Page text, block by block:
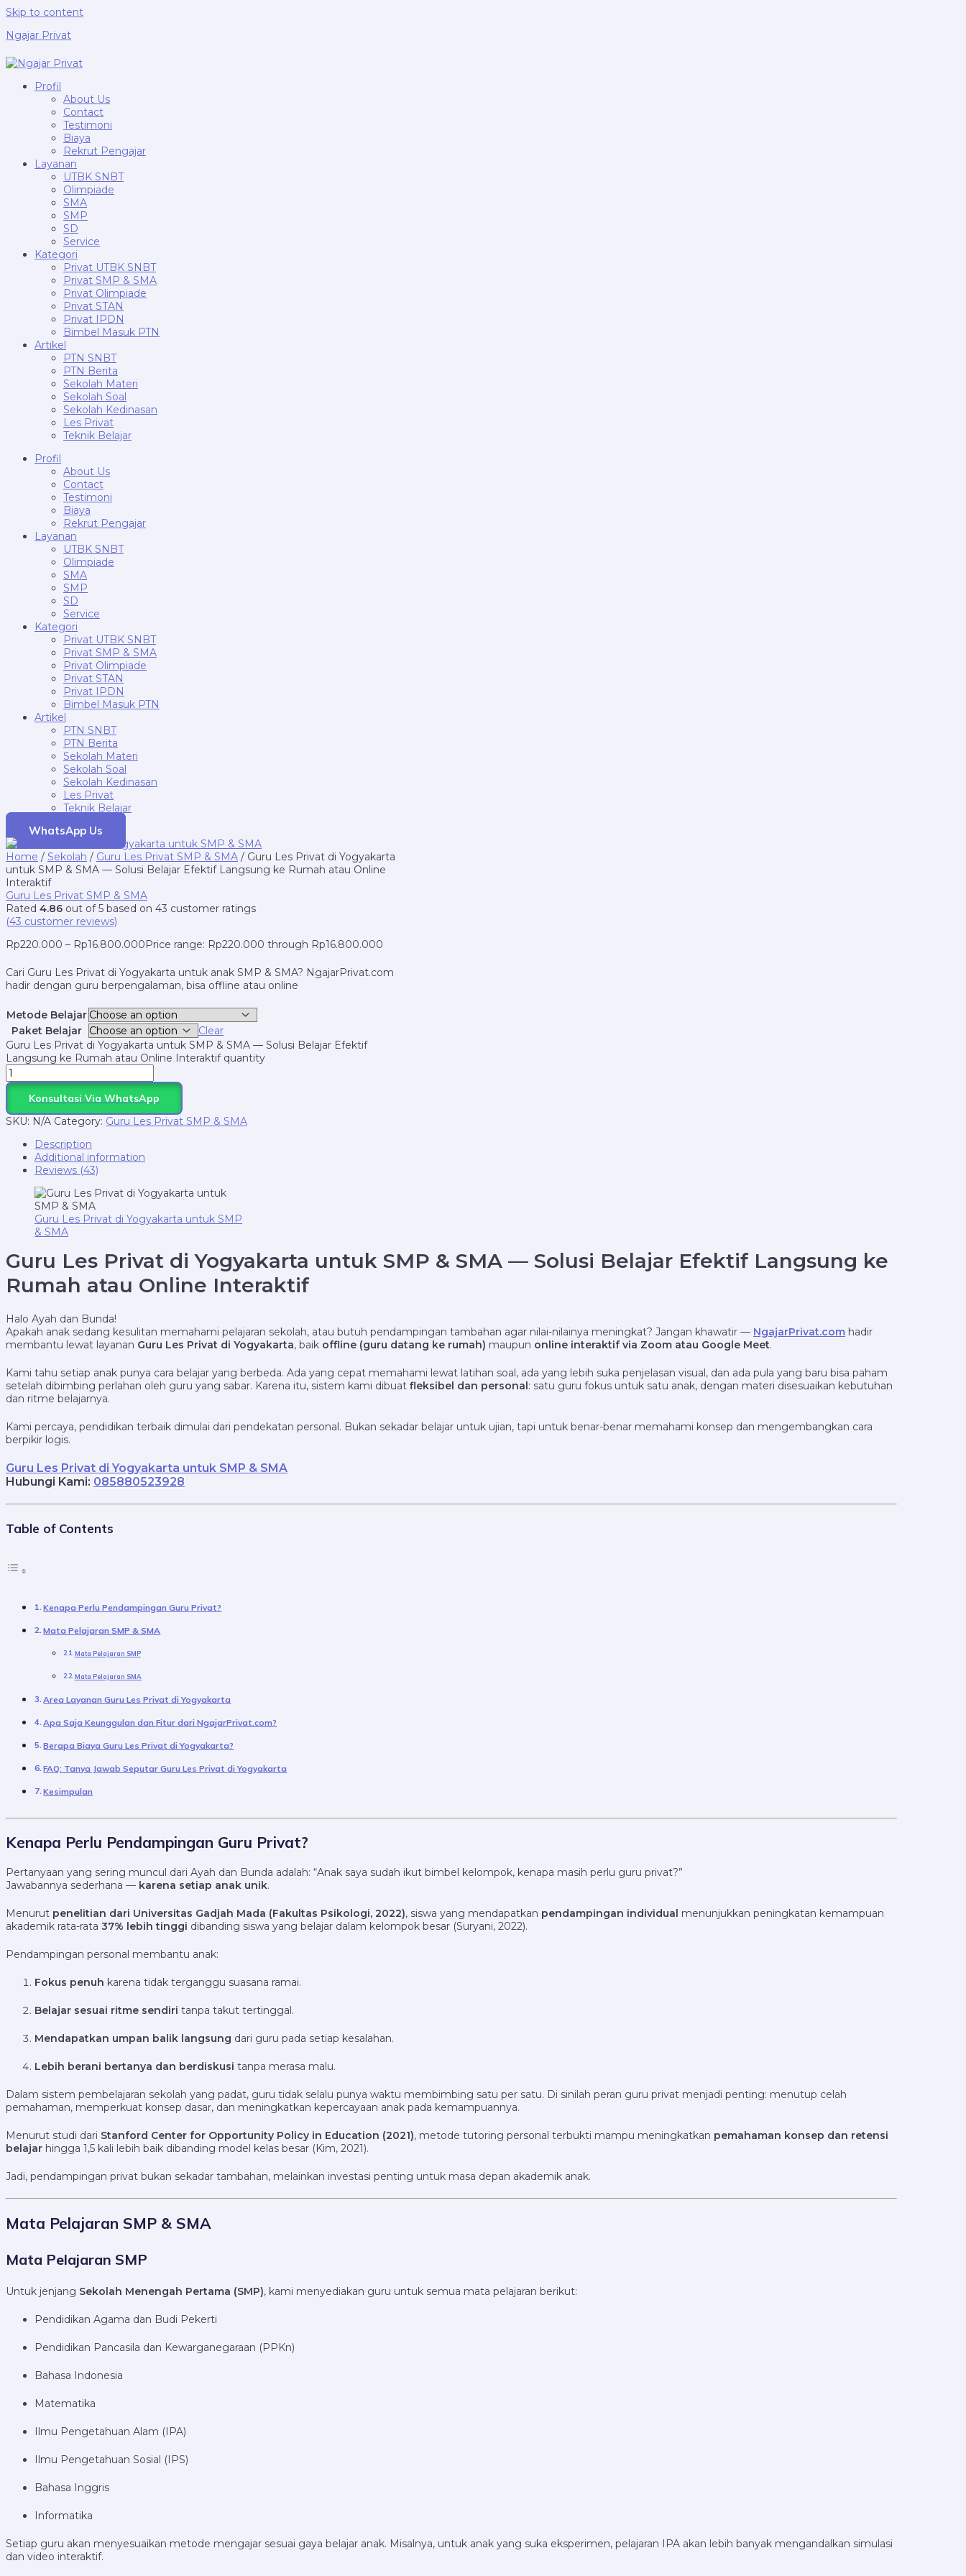
Skip to content
Ngajar Privat
Profil
About Us
Contact
Testimoni
Biaya
Rekrut Pengajar
Layanan
UTBK SNBT
Olimpiade
SMA
SMP
SD
Service
Kategori
Privat UTBK SNBT
Privat SMP & SMA
Privat Olimpiade
Privat STAN
Privat IPDN
Bimbel Masuk PTN
Artikel
PTN SNBT
PTN Berita
Sekolah Materi
Sekolah Soal
Sekolah Kedinasan
Les Privat
Teknik Belajar
Profil
About Us
Contact
Testimoni
Biaya
Rekrut Pengajar
Layanan
UTBK SNBT
Olimpiade
SMA
SMP
SD
Service
Kategori
Privat UTBK SNBT
Privat SMP & SMA
Privat Olimpiade
Privat STAN
Privat IPDN
Bimbel Masuk PTN
Artikel
PTN SNBT
PTN Berita
Sekolah Materi
Sekolah Soal
Sekolah Kedinasan
Les Privat
Teknik Belajar
WhatsApp Us
Home / Sekolah / Guru Les Privat SMP & SMA / Guru Les Privat di Yogyakarta
untuk SMP & SMA — Solusi Belajar Efektif Langsung ke Rumah atau Online
Interaktif
Guru Les Privat SMP & SMA
Rated 4.86 out of 5 based on 43 customer ratings
(43 customer reviews)
Rp220.000 – Rp16.800.000Price range: Rp220.000 through Rp16.800.000
Cari Guru Les Privat di Yogyakarta untuk anak SMP & SMA? NgajarPrivat.com
hadir dengan guru berpengalaman, bisa offline atau online
Metode Belajar
Paket Belajar
Clear
Guru Les Privat di Yogyakarta untuk SMP & SMA — Solusi Belajar Efektif
Langsung ke Rumah atau Online Interaktif quantity
Konsultasi Via WhatsApp
SKU: N/A Category: Guru Les Privat SMP & SMA
Description
Additional information
Reviews (43)
Guru Les Privat di Yogyakarta untuk SMP
& SMA
Guru Les Privat di Yogyakarta untuk SMP & SMA — Solusi Belajar Efektif Langsung ke
Rumah atau Online Interaktif
Halo Ayah dan Bunda!
Apakah anak sedang kesulitan memahami pelajaran sekolah, atau butuh pendampingan tambahan agar nilai-nilainya meningkat? Jangan khawatir — NgajarPrivat.com hadir
membantu lewat layanan Guru Les Privat di Yogyakarta, baik offline (guru datang ke rumah) maupun online interaktif via Zoom atau Google Meet.
Kami tahu setiap anak punya cara belajar yang berbeda. Ada yang cepat memahami lewat latihan soal, ada yang lebih suka penjelasan visual, dan ada pula yang baru bisa paham
setelah dibimbing perlahan oleh guru yang sabar. Karena itu, sistem kami dibuat fleksibel dan personal: satu guru fokus untuk satu anak, dengan materi disesuaikan kebutuhan
dan ritme belajarnya.
Kami percaya, pendidikan terbaik dimulai dari pendekatan personal. Bukan sekadar belajar untuk ujian, tapi untuk benar-benar memahami konsep dan mengembangkan cara
berpikir logis.
Guru Les Privat di Yogyakarta untuk SMP & SMA
Hubungi Kami: 085880523928
Table of Contents
Kenapa Perlu Pendampingan Guru Privat?
Mata Pelajaran SMP & SMA
Mata Pelajaran SMP
Mata Pelajaran SMA
Area Layanan Guru Les Privat di Yogyakarta
Apa Saja Keunggulan dan Fitur dari NgajarPrivat.com?
Berapa Biaya Guru Les Privat di Yogyakarta?
FAQ: Tanya Jawab Seputar Guru Les Privat di Yogyakarta
Kesimpulan
Kenapa Perlu Pendampingan Guru Privat?
Pertanyaan yang sering muncul dari Ayah dan Bunda adalah: “Anak saya sudah ikut bimbel kelompok, kenapa masih perlu guru privat?”
Jawabannya sederhana — karena setiap anak unik.
Menurut penelitian dari Universitas Gadjah Mada (Fakultas Psikologi, 2022), siswa yang mendapatkan pendampingan individual menunjukkan peningkatan kemampuan
akademik rata-rata 37% lebih tinggi dibanding siswa yang belajar dalam kelompok besar (Suryani, 2022).
Pendampingan personal membantu anak:
Fokus penuh karena tidak terganggu suasana ramai.
Belajar sesuai ritme sendiri tanpa takut tertinggal.
Mendapatkan umpan balik langsung dari guru pada setiap kesalahan.
Lebih berani bertanya dan berdiskusi tanpa merasa malu.
Dalam sistem pembelajaran sekolah yang padat, guru tidak selalu punya waktu membimbing satu per satu. Di sinilah peran guru privat menjadi penting: menutup celah
pemahaman, memperkuat konsep dasar, dan meningkatkan kepercayaan anak pada kemampuannya.
Menurut studi dari Stanford Center for Opportunity Policy in Education (2021), metode tutoring personal terbukti mampu meningkatkan pemahaman konsep dan retensi
belajar hingga 1,5 kali lebih baik dibanding model kelas besar (Kim, 2021).
Jadi, pendampingan privat bukan sekadar tambahan, melainkan investasi penting untuk masa depan akademik anak.
Mata Pelajaran SMP & SMA
Mata Pelajaran SMP
Untuk jenjang Sekolah Menengah Pertama (SMP), kami menyediakan guru untuk semua mata pelajaran berikut:
Pendidikan Agama dan Budi Pekerti
Pendidikan Pancasila dan Kewarganegaraan (PPKn)
Bahasa Indonesia
Matematika
Ilmu Pengetahuan Alam (IPA)
Ilmu Pengetahuan Sosial (IPS)
Bahasa Inggris
Informatika
Setiap guru akan menyesuaikan metode mengajar sesuai gaya belajar anak. Misalnya, untuk anak yang suka eksperimen, pelajaran IPA akan lebih banyak mengandalkan simulasi
dan video interaktif.